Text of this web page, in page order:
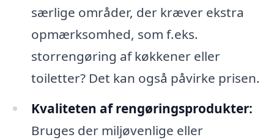
særlige områder, der kræver ekstra
opmærksomhed, som f.eks.
storrengøring af køkkener eller
toiletter? Det kan også påvirke prisen.
Kvaliteten af rengøringsprodukter:
Bruges der miljøvenlige eller